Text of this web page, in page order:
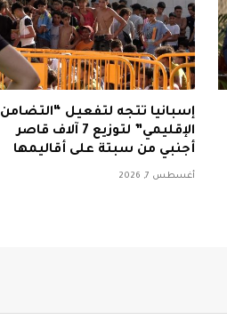
إسبانيا تتجه لتفعيل “التضامن
الإقليمي” لتوزيع 7 آلاف قاصر
أجنبي من سبتة على أقاليمها
أغسطس 7, 2026